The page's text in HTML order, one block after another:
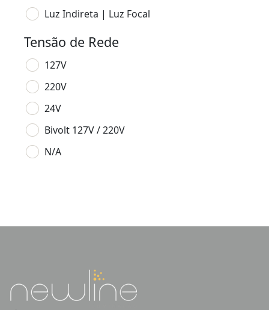
Luz Indireta | Luz Focal
Tensão de Rede
127V
220V
24V
Bivolt 127V / 220V
N/A